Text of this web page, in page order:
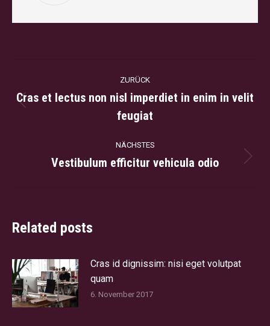
Kommentarnavigation
ZURÜCK
Vorheriger
Beitrag:
Cras et lectus non nisl imperdiet in enim in velit
feugiat
NÄCHSTES
Nächster
Vestibulum efficitur vehicula odio
Related posts
Cras id dignissim: nisi eget volutpat
quam
6. November 2017